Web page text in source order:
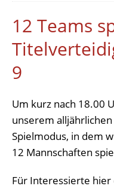
12 Teams
9
Um kurz nach 18.00
unserem
Spielmodus, in dem
12 Mannschaften
Für Interessierte